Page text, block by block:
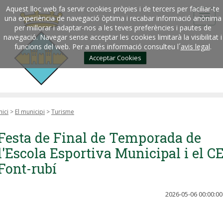
Aquest lloc web fa servir cookies pròpies i de tercers per faciliar-te
una experiència de navegació òptima i recabar informació anònima
per millorar i adaptar-nos a les teves preferències i pautes de
navegació. Navegar sense acceptar les cookies limitarà la visibilitat i
funcions del web. Per a més informació consulteu l´avis legal.
Acceptar Cookies
> El municipi >Turisme
de Final de Temporada de
Esportiva Municipal i el
rubí
2026-05-06 00:00:00